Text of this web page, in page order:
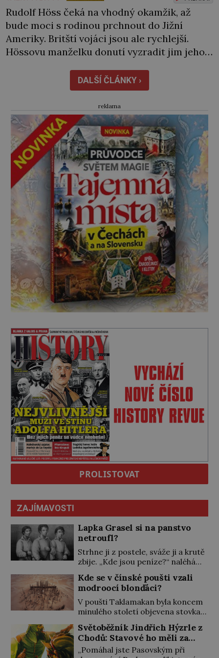
Rudolf Höss čeká na vhodný okamžik, až
bude moci s rodinou prchnout do Jižní
Ameriky. Britští vojáci jsou ale rychlejší.
Hössovu manželku donutí vyzradit jim jeho
Osvětimi je přesto zkusí zmást a zapírá se.
„A co je tohle?“ ukáže jeden z vojáků na
snubní prsten na Hössově […]
DALŠÍ ČLÁNKY ›
reklama
PROLISTOVAT
ZAJÍMAVOSTI
Lapka Grasel si na panstvo
netroufl?
Strhne ji z postele, sváže ji a krutě
zbije. „Kde jsou peníze?“ naléhá
mu to neprozradí – ostatně ani
nemůže, protože žádné nemá,
spokojí se lupič s několika měďáky
a štůčky látky. Zraněná žena pár
nebývale krutý. Jeho činy budí
hrůzu ještě dlouho po jeho smrti
[…]
Kde se v čínské poušti vzali
modroocí blonďáci?
V poušti Taklamakan byla koncem
minulého století objevena stovka
mumiemi. Všichni mrtví byli
pohřbeni s úctou a četnými
milodary. Asi nejvíc přitom vědce
Světoběžník Jindřich Hýzrle z
Chodů: Stavové ho měli za
zrádce
„Pomáhal jste Pasovským při